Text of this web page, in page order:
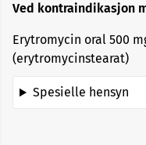
Ved kontraindikasjon
Erytromycin oral 500
(erytromycinstearat)
Spesielle hensyn